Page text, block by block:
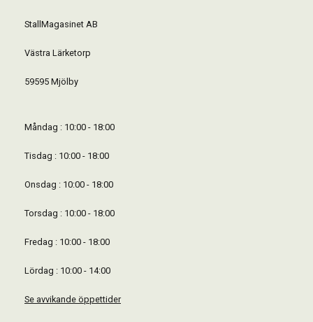
StallMagasinet AB
Västra Lärketorp
59595 Mjölby
Måndag : 10:00 - 18:00
Tisdag : 10:00 - 18:00
Onsdag : 10:00 - 18:00
Torsdag : 10:00 - 18:00
Fredag : 10:00 - 18:00
Lördag : 10:00 - 14:00
Se avvikande öppettider